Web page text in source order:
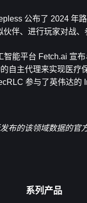
公布了 2024
伴、进行玩家对战
智能平台 Fetch.ai 宣
自主代理来实现医
参与了英伟达
布的该领域数据的官
系列产品